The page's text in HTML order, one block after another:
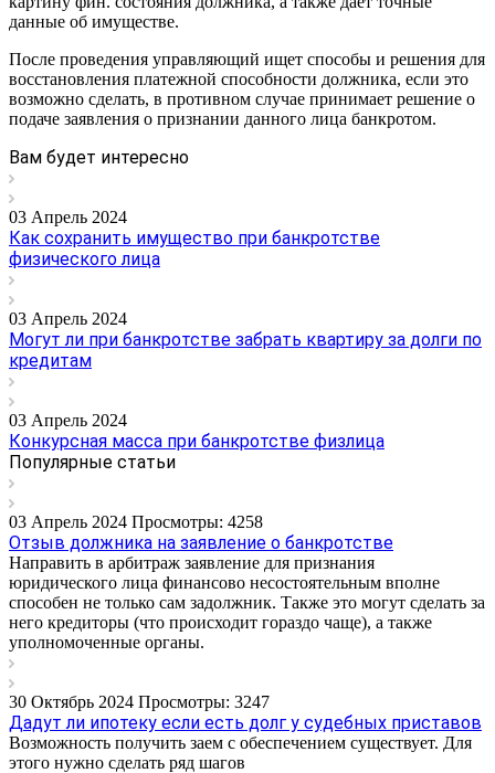
данные об имуществе.
После проведения управляющий ищет способы и решения для
восстановления платежной способности должника, если это
возможно сделать, в противном случае принимает решение о
подаче заявления о признании данного лица банкротом.
Вам будет интересно
03 Апрель 2024
Как сохранить имущество при банкротстве
физического лица
03 Апрель 2024
Могут ли при банкротстве забрать квартиру за долги по
кредитам
03 Апрель 2024
Конкурсная масса при банкротстве физлица
Популярные статьи
03 Апрель 2024 Просмотры: 4258
Отзыв должника на заявление о банкротстве
Направить в арбитраж заявление для признания
юридического лица финансово несостоятельным вполне
способен не только сам задолжник. Также это могут сделать за
него кредиторы (что происходит гораздо чаще), а также
уполномоченные органы.
30 Октябрь 2024 Просмотры: 3247
Дадут ли ипотеку если есть долг у судебных приставов
Возможность получить заем с обеспечением существует. Для
этого нужно сделать ряд шагов